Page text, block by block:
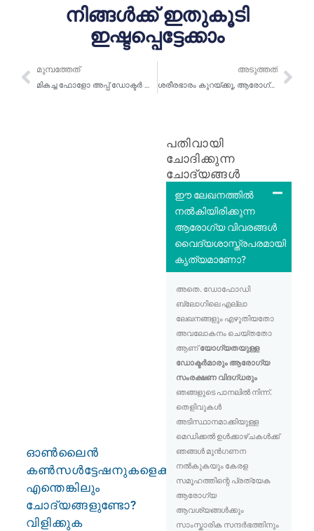
നിങ്ങൾക്ക് ഇതുകൂടി
ഇഷ്ടപ്പെട്ടേക്കാം
മുമ്പത്തേത്
മുമ്പത്തേത് അടുത്തത്
ശരീരഭാരം കുറയ്ക്കൂ, ആരോഗ്യകരമായ ഭക്ഷണ പ്ലേറ്റ് ഓൺലൈനായി ഡോക്ടറുടെ ഉപദേശം തേടൂ: സൗകര്യപ്രദവും, താങ്ങാനാവുന്നതും, എളുപ്പത്തിൽ ലഭ്യമാകുന്നതുമായ മാർഗം.
ഓൺലൈൻ
കൺസൾട്ടേഷനുകളെക്കുറിച്ച്
എന്തെങ്കിലും
ചോദ്യങ്ങളുണ്ടോ?
വിളിക്കുക
പതിവായി
ചോദിക്കുന്ന
ചോദ്യങ്ങൾ
ഈ ലേഖനത്തിൽ
നൽകിയിരിക്കുന്ന
ആരോഗ്യ വിവരങ്ങൾ
വൈദ്യശാസ്ത്രപരമായി
കൃത്യമാണോ?
അതെ. ഡോഫോഡി
ബ്ലോഗിലെ എല്ലാ
ലേഖനങ്ങളും എഴുതിയതോ
അവലോകനം ചെയ്തതോ
ആണ്യോഗ്യതയുള്ള
ഡോക്ടർമാരും ആരോഗ്യ
സംരക്ഷണ വിദഗ്ധരും
ഞങ്ങളുടെ പാനലിൽ നിന്ന്.
തെളിവുകൾ
അടിസ്ഥാനമാക്കിയുള്ള
മെഡിക്കൽ ഉൾക്കാഴ്ചകൾക്ക്
ഞങ്ങൾ മുൻഗണന
നൽകുകയും കേരള
സമൂഹത്തിന്റെ പ്രത്യേക
ആരോഗ്യ
ആവശ്യങ്ങൾക്കും
സാംസ്കാരിക സന്ദർഭത്തിനും